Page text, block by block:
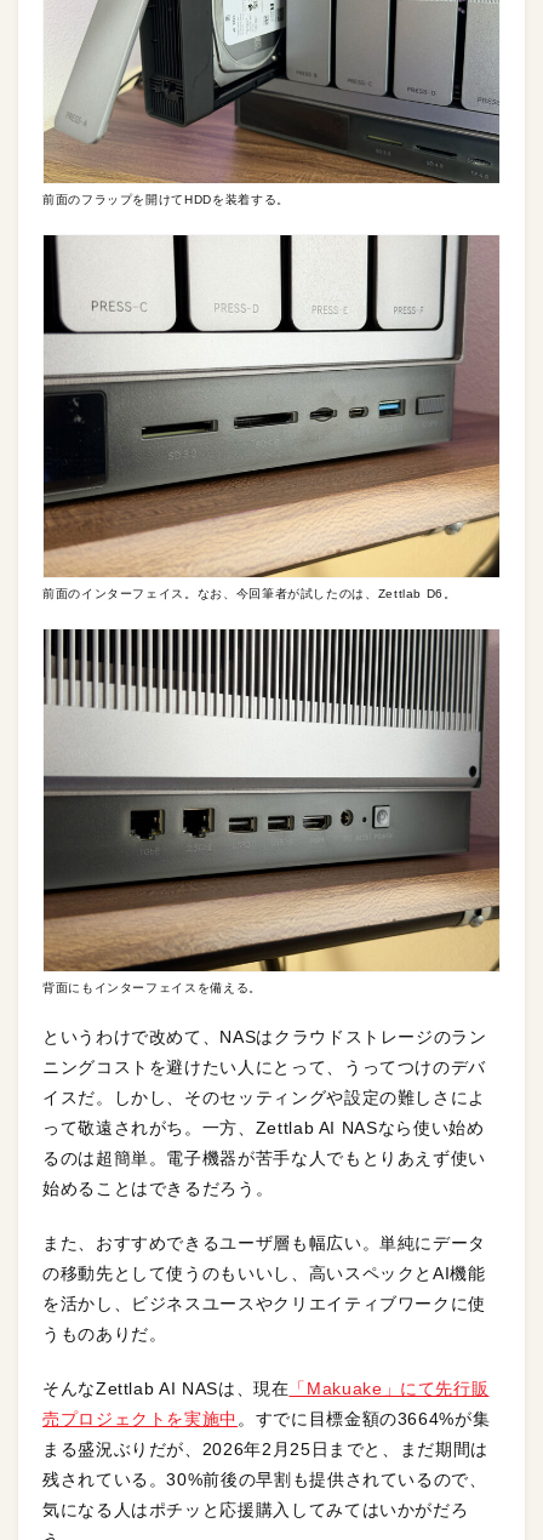
前面のフラップを開けてHDDを装着する。
前面のインターフェイス。なお、今回筆者が試したのは、Zettlab D6。
背面にもインターフェイスを備える。
というわけで改めて、NASはクラウドストレージのラン
ニングコストを避けたい人にとって、うってつけのデバ
イスだ。しかし、そのセッティングや設定の難しさによ
って敬遠されがち。一方、Zettlab AI NASなら使い始め
るのは超簡単。電子機器が苦手な人でもとりあえず使い
始めることはできるだろう。
また、おすすめできるユーザ層も幅広い。単純にデータ
の移動先として使うのもいいし、高いスペックとAI機能
を活かし、ビジネスユースやクリエイティブワークに使
うものありだ。
そんなZettlab AI NASは、現在 「Makuake」にて先行販
売プロジェクトを実施中 。すでに目標金額の3664%が集
まる盛況ぶりだが、2026年2月25日までと、まだ期間は
残されている。30%前後の早割も提供されているので、
気になる人はポチッと応援購入してみてはいかがだろ